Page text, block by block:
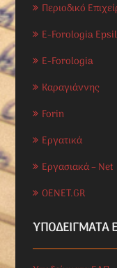
Περιοδικό
E-Forologia
E-Forologia
Καραγιάννης
Forin
Εργατικά
Εργασιακά – Net
OENET.GR
ΥΠΟΔΕΊΓΜΑΤΑ